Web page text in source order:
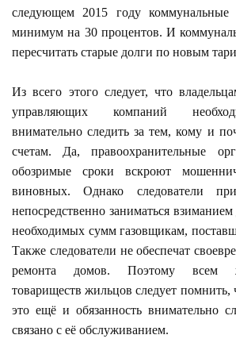
следующем 2015 году коммунальные
минимум на 30 процентов. И
пересчитать старые долги по новым
Из всего этого следует, что
управляющих компаний
внимательно следить за тем, кому и
счетам. Да, правоохранительные
обозримые сроки вскроют
виновных. Однако следователи
непосредственно заниматься
необходимых сумм газовщикам,
Также следователи не обеспечат
ремонта домов. Поэтому всем
товариществ жильцов следует помнить,
это ещё и обязанность внимательно
связано с её обслуживанием.